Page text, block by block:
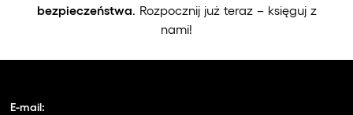
bezpieczeństwa. Rozpocznij już teraz – księguj z
nami!
E-mail: